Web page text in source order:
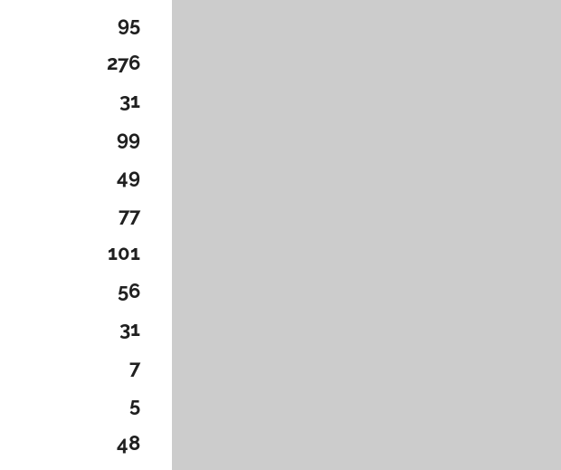
95
276
31
99
49
77
101
56
31
7
5
48